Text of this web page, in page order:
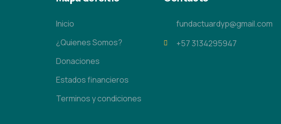
Inicio
¿Quienes Somos?
Donaciones
Estados financieros
Terminos y condiciones
fundactuardyp@gmail.com
+57 3134295947